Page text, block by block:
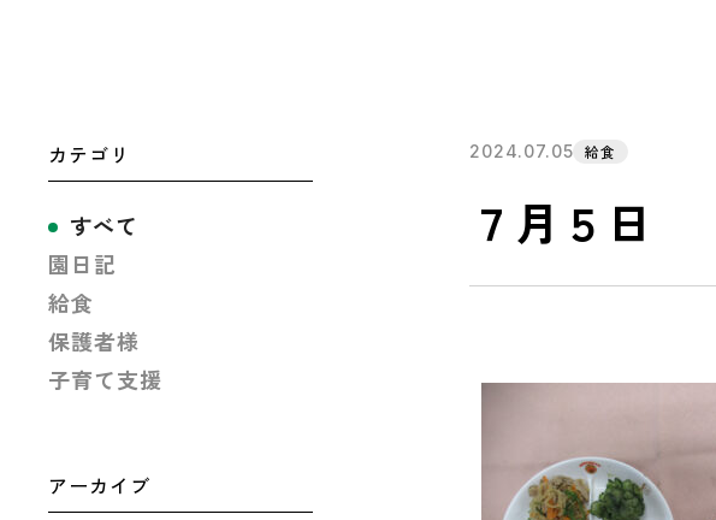
2024.07.05 給食
７月５日
カテゴリ
すべて
園日記
給食
保護者様
子育て支援
アーカイブ